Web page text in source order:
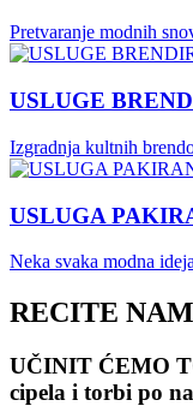
Pretvaranje modnih
USLUGE
Izgradnja kultnih
USLUGA
Neka svaka modna
RECITE
UČINIT ĆEMO
cipela i torbi po